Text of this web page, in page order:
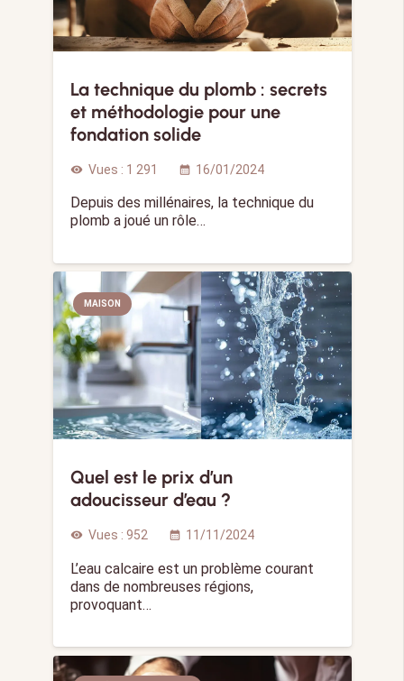
La technique du plomb : secrets
et méthodologie pour une
fondation solide
visibility Vues : 1 291 calendar_month 16/01/2024
Depuis des millénaires, la technique du
plomb a joué un rôle…
MAISON
Quel est le prix d’un
adoucisseur d’eau ?
visibility Vues : 952 calendar_month 11/11/2024
L’eau calcaire est un problème courant
dans de nombreuses régions,
provoquant…